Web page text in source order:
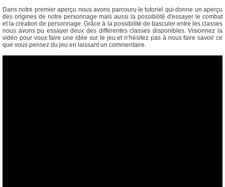
Dans notre premier aperçu nous avons parcouru le tutoriel qui donne un aperçu
des origines de notre personnage mais aussi la possibilité d'essayer le combat
et la création de personnage. Grâce à la possibilité de basculer entre les classes
nous avons pu essayer deux des différentes classes disponibles. Visionnez la
vidéo pour vous faire une idée sur le jeu et n’hésitez pas à nous faire savoir ce
que vous pensez du jeu en laissant un commentaire.